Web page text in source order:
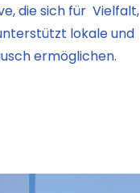
die sich für Vielfalt,
lokale und
ermöglichen.